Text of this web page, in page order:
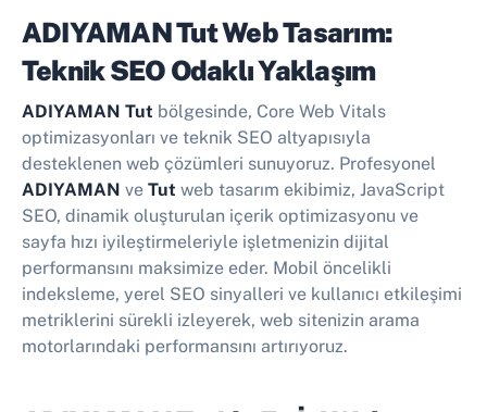
ADIYAMAN Tut Web Tasarım:
Teknik SEO Odaklı Yaklaşım
ADIYAMAN Tut bölgesinde, Core Web Vitals
optimizasyonları ve teknik SEO altyapısıyla
desteklenen web çözümleri sunuyoruz. Profesyonel
ADIYAMAN ve Tut web tasarım ekibimiz, JavaScript
SEO, dinamik oluşturulan içerik optimizasyonu ve
sayfa hızı iyileştirmeleriyle işletmenizin dijital
performansını maksimize eder. Mobil öncelikli
indeksleme, yerel SEO sinyalleri ve kullanıcı etkileşimi
metriklerini sürekli izleyerek, web sitenizin arama
motorlarındaki performansını artırıyoruz.